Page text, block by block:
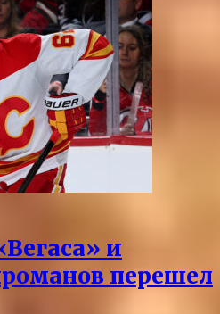
и
перешел